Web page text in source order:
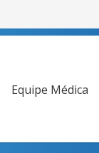
Equipe Médica